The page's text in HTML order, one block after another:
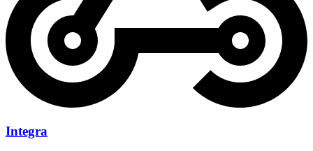
Integra